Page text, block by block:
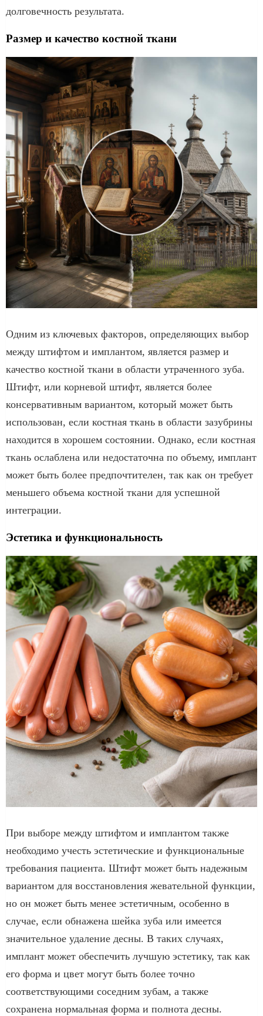
долговечность результата.
Размер и качество костной ткани
Одним из ключевых факторов, определяющих выбор
между штифтом и имплантом, является размер и
качество костной ткани в области утраченного зуба.
Штифт, или корневой штифт, является более
консервативным вариантом, который может быть
использован, если костная ткань в области зазубрины
находится в хорошем состоянии. Однако, если костная
ткань ослаблена или недостаточна по объему, имплант
может быть более предпочтителен, так как он требует
меньшего объема костной ткани для успешной
интеграции.
Эстетика и функциональность
При выборе между штифтом и имплантом также
необходимо учесть эстетические и функциональные
требования пациента. Штифт может быть надежным
вариантом для восстановления жевательной функции,
но он может быть менее эстетичным, особенно в
случае, если обнажена шейка зуба или имеется
значительное удаление десны. В таких случаях,
имплант может обеспечить лучшую эстетику, так как
его форма и цвет могут быть более точно
соответствующими соседним зубам, а также
сохранена нормальная форма и полнота десны.